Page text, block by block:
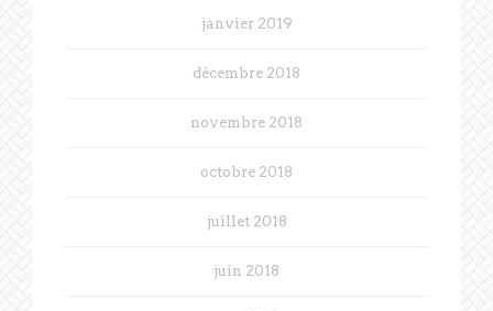
janvier 2019
décembre 2018
novembre 2018
octobre 2018
juillet 2018
juin 2018